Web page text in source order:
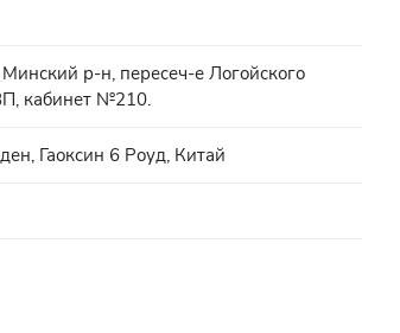
р-н, пересеч-е Логойского
кабинет №210.
Гаоксин 6 Роуд, Китай